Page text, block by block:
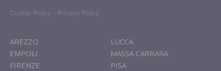
Cookie Policy - Privacy Policy
AREZZO
EMPOLI
FIRENZE
LUCCA
MASSA CARRARA
PISA